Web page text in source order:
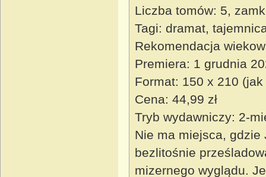
Liczba tomów: 5,
Tagi: dramat,
Rekomendacja
Premiera: 1 grudnia
Format: 150 x 210
Cena: 44,99 zł
Tryb wydawniczy: 2-
Nie ma miejsca, gdzie
bezlitośnie
mizernego wyglądu.